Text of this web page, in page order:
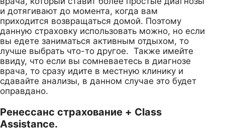
и дотягивают до момента, когда вам
приходится возвращаться домой. Поэтому
данную страховку использовать можно, но если
вы едете заниматься активным отдыхом, то
лучше выбрать что-то другое. Также имейте
ввиду, что если вы сомневаетесь в диагнозе
врача, то сразу идите в местную клинику и
сдавайте анализы, в данном случае это будет
оправдано.
Ренессанс страхование + Class
Assistance.